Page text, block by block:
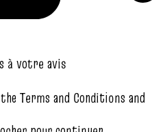
à votre avis
Terms and Conditions and